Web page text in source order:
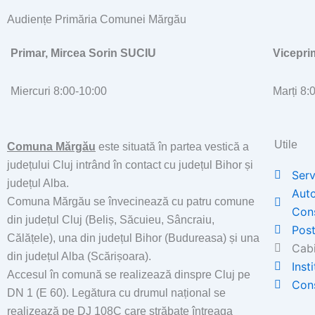
Audiențe Primăria Comunei Mărgău
Primar, Mircea Sorin SUCIU
Miercuri 8:00-10:00 Marți
Comuna Mărgău este situată în partea vestică a
județului Cluj intrând în contact cu județul Bihor și
județul Alba.
Comuna Mărgău se învecinează cu patru comune
din județul Cluj (Beliș, Săcuieu, Sâncraiu,
Călățele), una din județul Bihor (Budureasa) și una
din județul Alba (Scărișoara).
Accesul în comună se realizează dinspre Cluj pe
DN 1 (E 60). Legătura cu drumul național se
realizează pe DJ 108C care străbate întreaga
Utile